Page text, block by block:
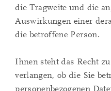
die Tragweite und die
Auswirkungen einer
die betroffene Person.
Ihnen steht das Recht
verlangen, ob die Sie